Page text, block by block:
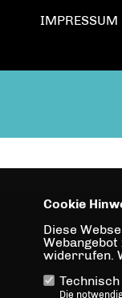
IMPRESSUM
Cookie
Diese
widerrufen.
Die